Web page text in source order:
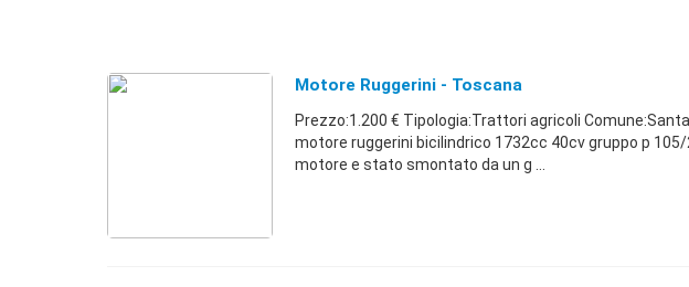
Motore Ruggerini - Toscana
Prezzo:1.200 € Tipologia:Trattori agricoli
motore ruggerini bicilindrico 1732cc 40cv gruppo p
motore e stato smontato da un g ...